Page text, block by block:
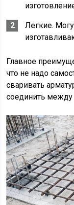
Легкие.
Главное
что не надо
сваривать
соединить между